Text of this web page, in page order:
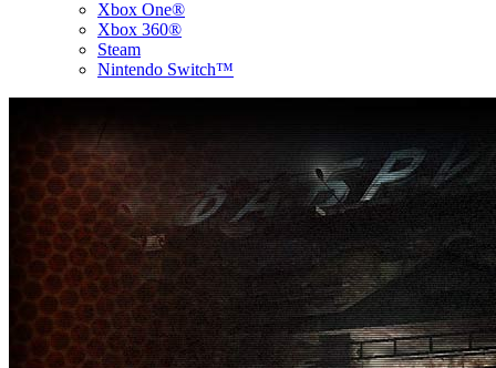
Xbox One®
Xbox 360®
Steam
Nintendo Switch™